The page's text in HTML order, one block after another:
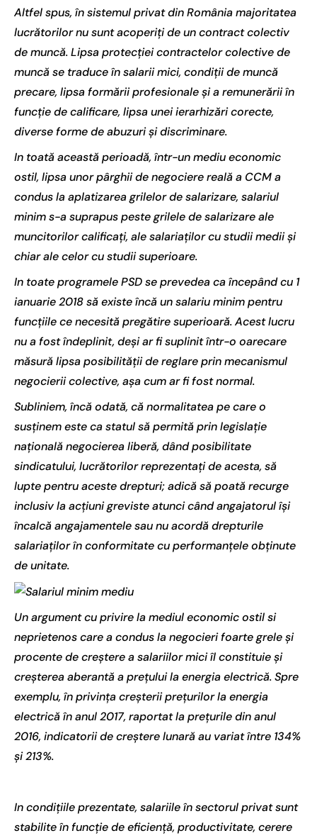
Altfel spus, în sistemul privat din România majoritatea
lucrătorilor nu sunt acoperiți de un contract colectiv
de muncă. Lipsa protecţiei contractelor colective de
muncă se traduce în salarii mici, condiţii de muncă
precare, lipsa formării profesionale şi a remunerării în
funcţie de calificare, lipsa unei ierarhizări corecte,
diverse forme de abuzuri şi discriminare.
In toată această perioadă, într-un mediu economic
ostil, lipsa unor pârghii de negociere reală a CCM a
condus la aplatizarea grilelor de salarizare, salariul
minim s-a suprapus peste grilele de salarizare ale
muncitorilor calificaţi, ale salariaţilor cu studii medii şi
chiar ale celor cu studii superioare.
In toate programele PSD se prevedea ca începând cu 1
ianuarie 2018 să existe încă un salariu minim pentru
funcţiile ce necesită pregătire superioară. Acest lucru
nu a fost îndeplinit, deşi ar fi suplinit într-o oarecare
măsură lipsa posibilităţii de reglare prin mecanismul
negocierii colective, aşa cum ar fi fost normal.
Subliniem, încă odată, că normalitatea pe care o
susținem este ca statul să permită prin legislație
națională negocierea liberă, dând posibilitate
sindicatului, lucrătorilor reprezentați de acesta, să
lupte pentru aceste drepturi; adică să poată recurge
inclusiv la acțiuni greviste atunci când angajatorul își
încalcă angajamentele sau nu acordă drepturile
salariaților în conformitate cu performanțele obținute
de unitate.
Un argument cu privire la mediul economic ostil si
neprietenos care a condus la negocieri foarte grele şi
procente de creştere a salariilor mici îl constituie şi
creşterea aberantă a preţului la energia electrică. Spre
exemplu, în privința creşterii preţurilor la energia
electrică în anul 2017, raportat la preţurile din anul
2016, indicatorii de creştere lunară au variat între 134%
şi 213%.
In condiţiile prezentate, salariile în sectorul privat sunt
stabilite în funcţie de eficienţă, productivitate, cerere